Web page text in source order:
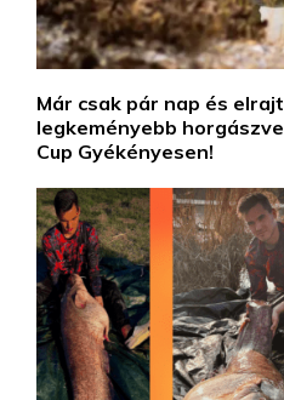
Már csak pár nap és
legkeményebb
Cup Gyékényesen!